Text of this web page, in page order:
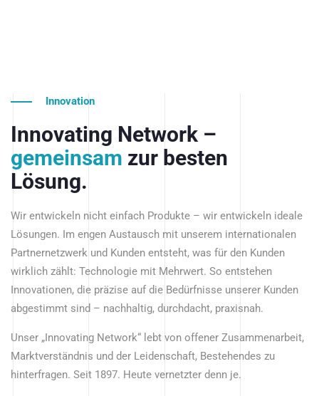
Innovation
Innovating Network –
gemeinsam zur besten
Lösung.
Wir entwickeln nicht einfach Produkte – wir entwickeln ideale
Lösungen. Im engen Austausch mit unserem internationalen
Partnernetzwerk und Kunden entsteht, was für den Kunden
wirklich zählt: Technologie mit Mehrwert. So entstehen
Innovationen, die präzise auf die Bedürfnisse unserer Kunden
abgestimmt sind – nachhaltig, durchdacht, praxisnah.
Unser „Innovating Network“ lebt von offener Zusammenarbeit,
Marktverständnis und der Leidenschaft, Bestehendes zu
hinterfragen. Seit 1897. Heute vernetzter denn je.